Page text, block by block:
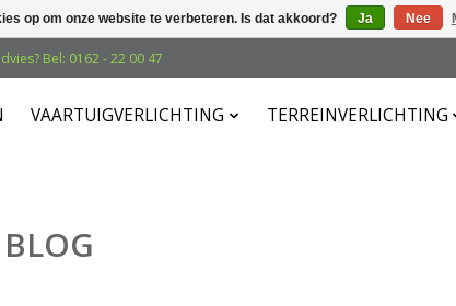
Bel: 0162 - 22 00 47
VAARTUIGVERLICHTING TERREINVERLICHTING
BLOG
op om onze website te verbeteren. Is dat akkoord? Ja Nee